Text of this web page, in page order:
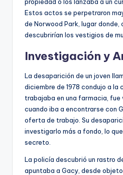
Estos actos se perpetraron
de Norwood Park, lugar donde,
descubrirían los vestigios de
Investigación y
La desaparición de un joven
diciembre de 1978 condujo a la
trabajaba en una farmacia, fue
cuando iba a encontrarse con
oferta de trabajo. Su
investigarlo más a fondo, lo
secreto.
La policía descubrió un rastro
apuntaba a Gacy, desde